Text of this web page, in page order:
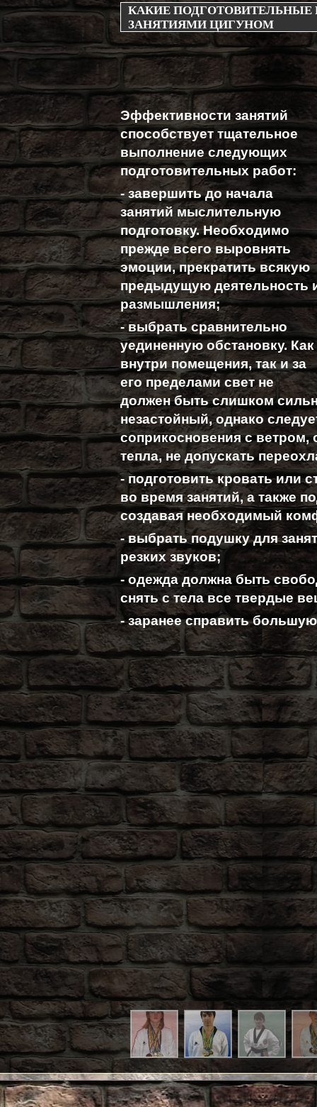
КАКИЕ
ЗАНЯТИЯМИ ЦИГУНОМ
Эффективности занятий
способствует тщательное
выполнение следующих
подготовительных работ:
- завершить до начала
занятий мыслительную
подготовку. Необходимо
прежде всего выровнять
эмоции, прекратить всякую
предыдущую деятельность
размышления;
- выбрать сравнительно
уединенную обстановку. Как
внутри помещения, так и за
его пределами свет не
должен быть слишком
незастойный, однако
соприкосновения с
тепла, не допускать
- подготовить кровать или
во время занятий, а также
создавая необходимый
- выбрать подушку для
резких звуков;
- одежда должна быть
снять с тела все твердые
- заранее справить